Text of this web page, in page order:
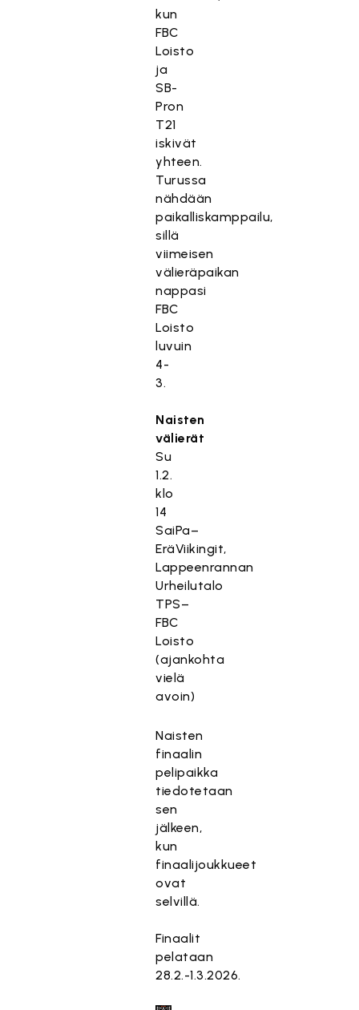
kun
FBC
Loisto
ja
SB-
Pron
T21
iskivät
yhteen.
Turussa
nähdään
paikalliskamppailu,
sillä
viimeisen
välieräpaikan
nappasi
FBC
Loisto
luvuin
4-
3.
Naisten
välierät
Su
1.2.
klo
14
SaiPa–
EräViikingit,
Lappeenrannan
Urheilutalo
TPS–
FBC
Loisto
(ajankohta
vielä
avoin)
Naisten
finaalin
pelipaikka
tiedotetaan
sen
jälkeen,
kun
finaalijoukkueet
ovat
selvillä.
Finaalit
pelataan
28.2.-1.3.2026.